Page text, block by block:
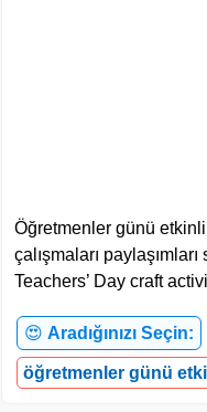
Öğretmenler günü
çalışmaları
Teachers’ Day craft
😍 Aradığınızı Seçin:
öğretmenler günü